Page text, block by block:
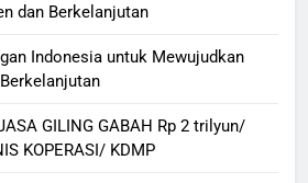
dan Berkelanjutan
Indonesia untuk Mewujudkan
GILING GABAH Rp 2 trilyun/
KOPERASI/ KDMP